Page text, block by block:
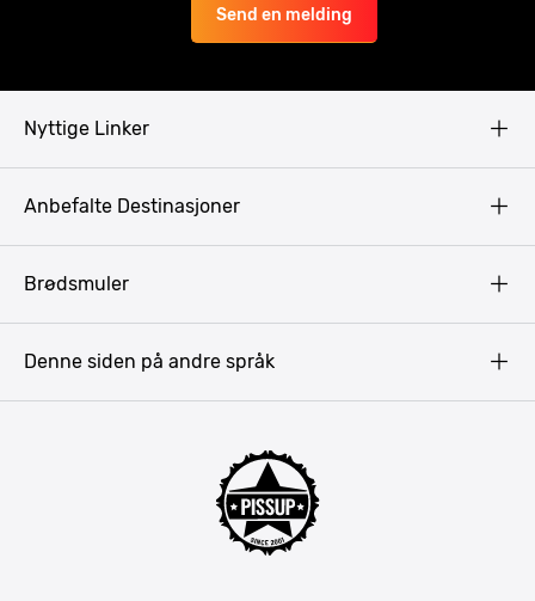
Send en melding
Nyttige Linker
Anbefalte Destinasjoner
Brødsmuler
Denne siden på andre språk